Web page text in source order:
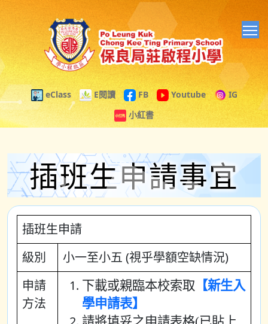
eClass E閱讀 FB Youtube
IG
小紅書
插班生申請事宜
插班生申請
級別
小一至小五 (視乎學額空缺情況)
申請
方法
下載或親臨本校索取 【新生入
學申請表】